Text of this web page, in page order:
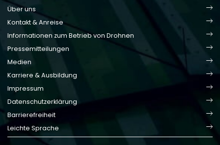
Über uns
Kontakt & Anreise
Informationen zum Betrieb von Drohnen
Pressemitteilungen
Medien
Karriere & Ausbildung
Impressum
Datenschutzerklärung
Barrierefreiheit
Leichte Sprache